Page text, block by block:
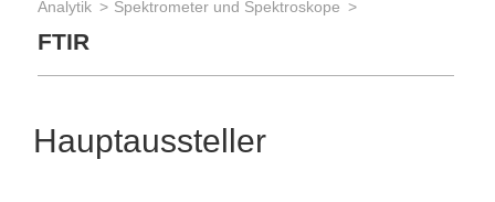
Analytik Spektrometer und Spektroskope
FTIR
Hauptaussteller